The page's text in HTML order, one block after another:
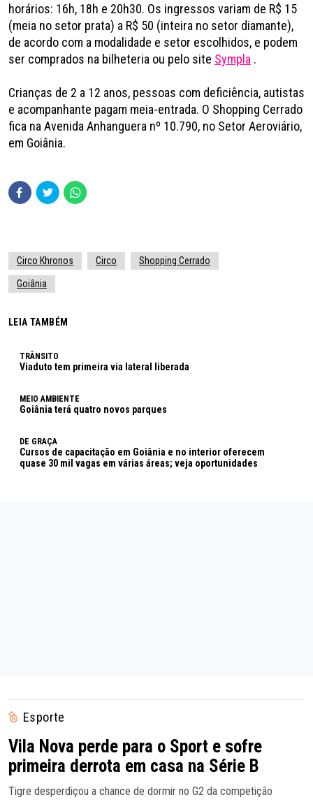
horários: 16h, 18h e 20h30. Os ingressos variam de R$ 15
(meia no setor prata) a R$ 50 (inteira no setor diamante),
de acordo com a modalidade e setor escolhidos, e podem
ser comprados na bilheteria ou pelo site Sympla .
Crianças de 2 a 12 anos, pessoas com deficiência, autistas
e acompanhante pagam meia-entrada. O Shopping Cerrado
fica na Avenida Anhanguera nº 10.790, no Setor Aeroviário,
em Goiânia.
Circo Khronos Circo Shopping Cerrado
Goiânia
LEIA TAMBÉM
TRÂNSITO
Viaduto tem primeira via lateral liberada
MEIO AMBIENTE
Goiânia terá quatro novos parques
DE GRAÇA
Cursos de capacitação em Goiânia e no interior oferecem
quase 30 mil vagas em várias áreas; veja oportunidades
Esporte
Vila Nova perde para o Sport e sofre
primeira derrota em casa na Série B
Tigre desperdiçou a chance de dormir no G2 da competição